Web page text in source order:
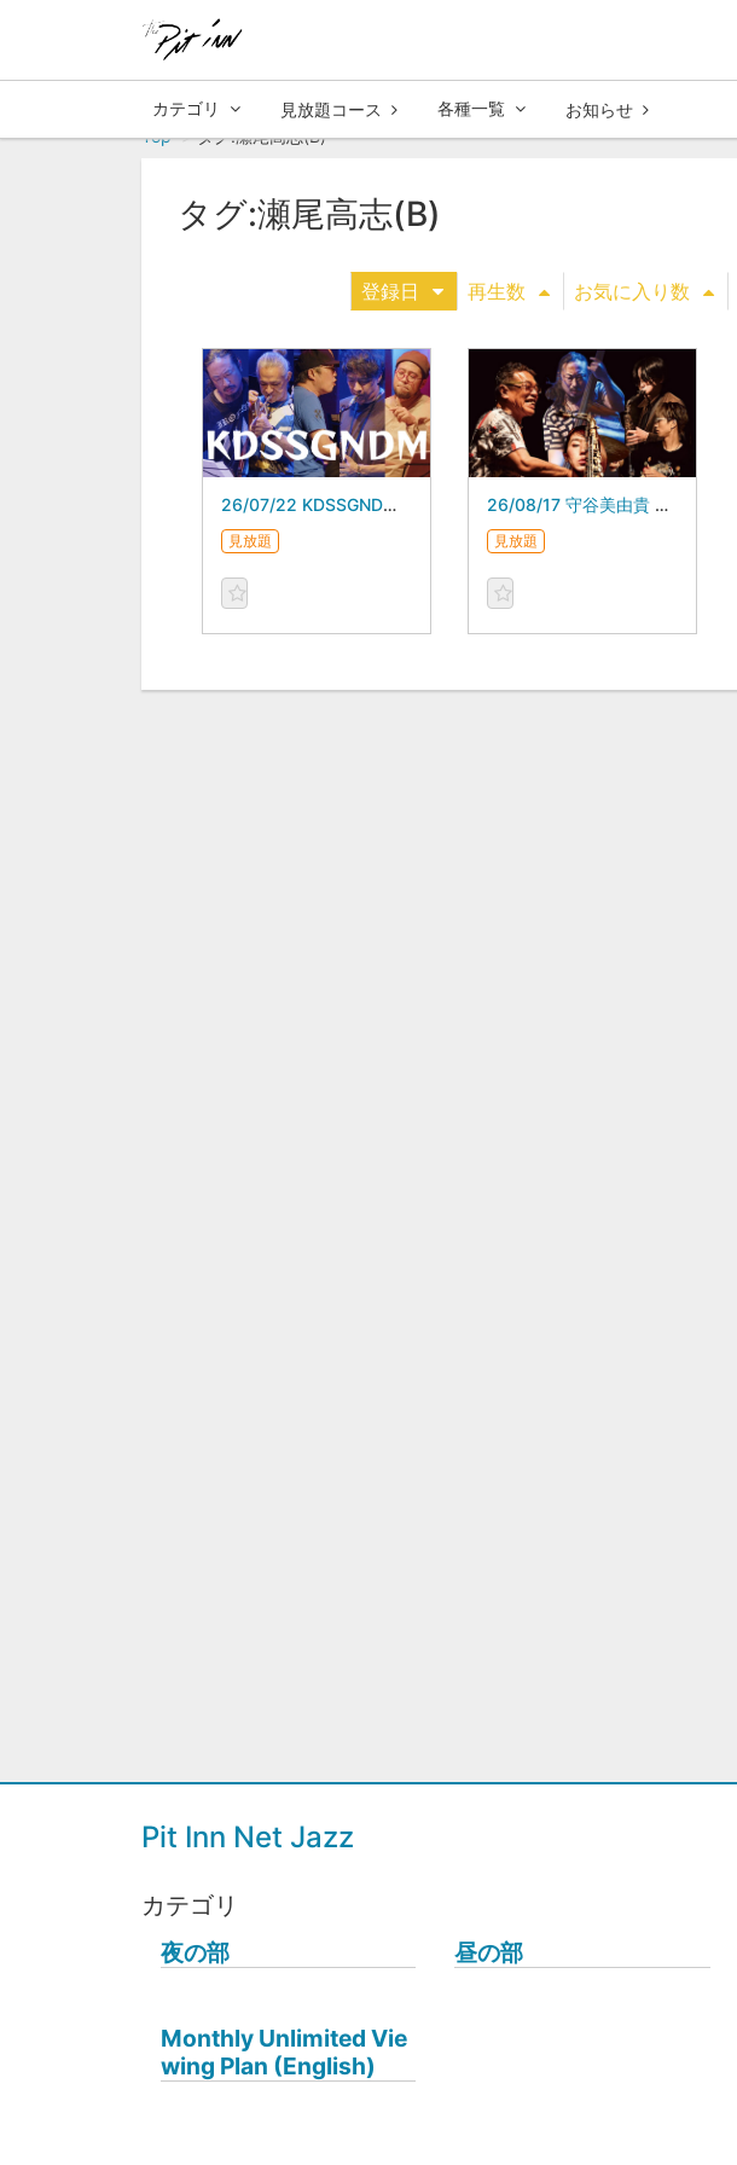
カテゴリ 見放題コース 各種一覧 お知らせ
Top
タグ:瀬尾高志(B)
タグ:瀬尾高志(B)
登録日 再生数 お気に入り数
26/07/22 KDSSGNDM スガダイロー 5DAYS
見放題
26/08/17 守谷美由貴 スペシャルセッション featuring 板橋文夫
見放題
Pit Inn Net Jazz
カテゴリ
夜の部
昼の部
Monthly Unlimited Vie
wing Plan (English)